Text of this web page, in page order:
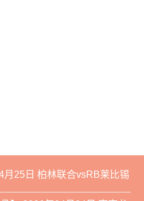
月25日 柏林联合vsRB莱比锡